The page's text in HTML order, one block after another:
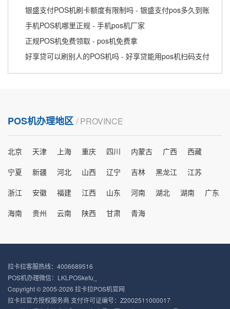
银盛支付POS机刷卡额度有限制吗 - 银盛支付pos多久到账
手机POS机哪里正规 - 手机pos机厂家
正规POS机免费领取 - pos机免费拿
好享贷可以刷别人的POS机吗 - 好享贷能用pos机扫码支付
POS机办理地区 / PROVINCE
北京 天津 上海 重庆 四川 内蒙古 广西
西藏
宁夏
新疆 河北 山西 辽宁 吉林 黑龙江
江苏
浙江
安徽 福建 江西 山东 河南 湖北 湖南
广东
海南
贵州 云南 陕西 甘肃 青海
拉卡拉客服热线：4006689516
POS机办理微信：LKLPOSkefu_
Copyright © 2005-2026 拉卡拉POS机官网
拉卡拉官方授权服务商 支付许可证编号：Z2002511000017